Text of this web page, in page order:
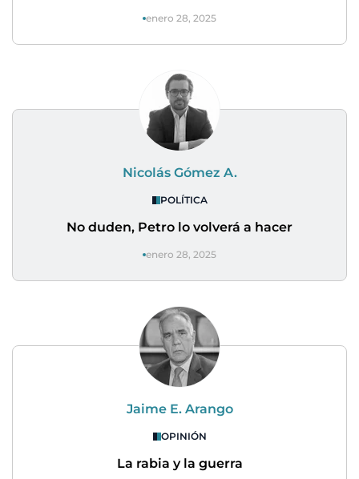
enero 28, 2025
Nicolás Gómez A.
POLÍTICA
No duden, Petro lo volverá a hacer
enero 28, 2025
Jaime E. Arango
OPINIÓN
La rabia y la guerra